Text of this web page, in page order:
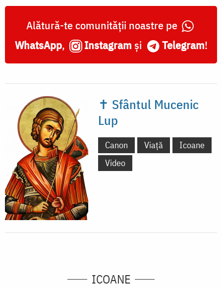
Alătură-te comunității noastre pe
WhatsApp, Instagram și Telegram!
✝ Sfântul Mucenic
Lup
Canon Viață
Icoane
Video
ICOANE